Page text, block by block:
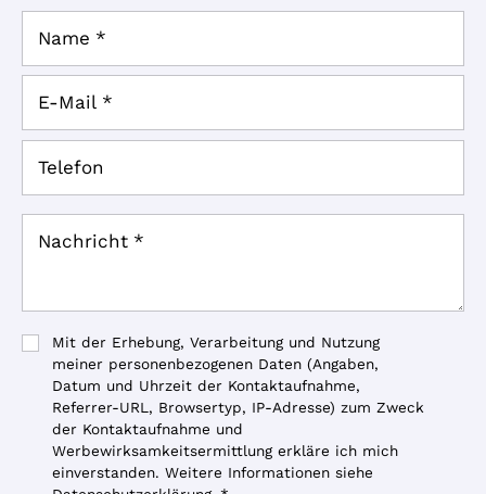
s
a
n
z
e
i
Name *
E-Mail *
Telefon
Nachricht *
Mit der Erhebung, Verarbeitung und Nutzung
meiner personenbezogenen Daten (Angaben,
Datum und Uhrzeit der Kontaktaufnahme,
Referrer-URL, Browsertyp, IP-Adresse) zum Zweck
der Kontaktaufnahme und
Werbewirksamkeitsermittlung erkläre ich mich
einverstanden. Weitere Informationen siehe